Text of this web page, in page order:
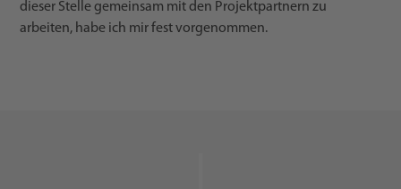
dieser Stelle gemeinsam mit den Projektpartnern zu
arbeiten, habe ich mir fest vorgenommen.